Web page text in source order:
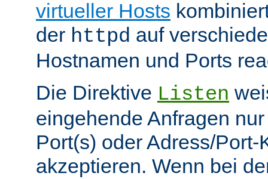
virtueller Hosts
der httpd auf
Hostnamen und Ports
Die Direktive Listen
eingehende Anfragen
Port(s) oder Adress/
akzeptieren. Wenn bei